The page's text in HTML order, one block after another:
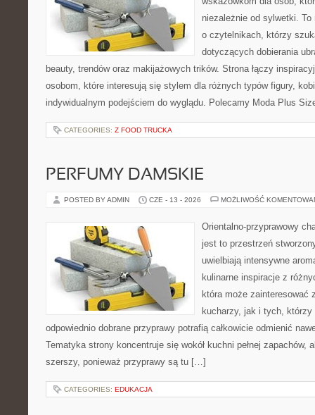
niezależnie od sylwetki.
o czytelnikach, którzy
dotyczących dobierania
beauty, trendów oraz makijażowych trików. Strona łączy
osobom, które interesują się stylem dla różnych typów figury,
indywidualnym podejściem do wyglądu. Polecamy Moda Plus
CATEGORIES: Z FOOD TRUCKA
PERFUMY DAMSKIE
POSTED BY ADMIN CZE - 13 - 2026 MOŻLIWOŚĆ
Orientalno-przyprawowy
jest to przestrzeń
uwielbiają intensywne
kulinarne inspiracje z
która może zainteresować
kucharzy, jak i tych, którzy
odpowiednio dobrane przyprawy potrafią całkowicie odmienić
Tematyka strony koncentruje się wokół kuchni pełnej zapachów,
szerszy, ponieważ przyprawy są tu […]
CATEGORIES: EDUKACJA